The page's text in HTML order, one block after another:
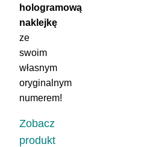
hologramową
naklejkę
ze
swoim
własnym
oryginalnym
numerem!
Zobacz
produkt